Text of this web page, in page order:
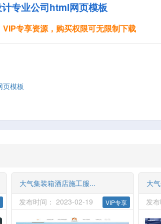
专业公司html网页模板
专享资源，购买权限可无限制下载
页模板
大气集装箱酒店施工服...
发布时间： 2023-02-19
VIP专享
大
发